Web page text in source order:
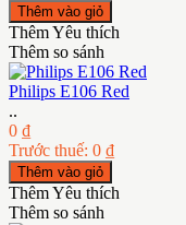
Thêm Yêu thích
Thêm so sánh
Philips E106 Red
..
0 ₫
Trước thuế: 0 ₫
Thêm Yêu thích
Thêm so sánh